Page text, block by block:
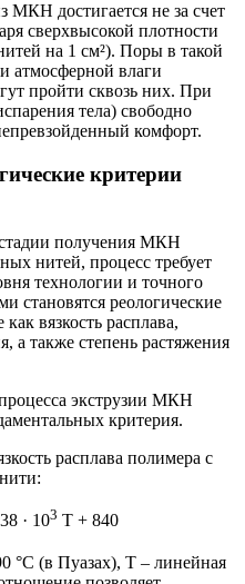
МКН достигается не за счет
сверхвысокой плотности
на 1 см²). Поры в такой
атмосферной влаги
пройти сквозь них. При
тела) свободно
комфорт.
критерии
стадии получения МКН
нитей, процесс требует
технологии и точного
становятся реологические
вязкость расплава,
а также степень растяжения
экструзии МКН
критерия.
расплава полимера с
· 103 T + 840
°С (в Пуазах), T – линейная